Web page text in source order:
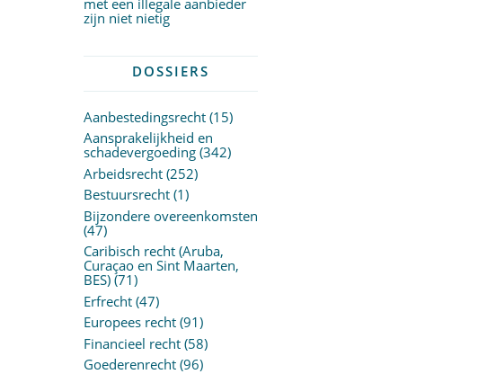
zijn niet nietig
DOSSIERS
Aanbestedingsrecht(15)
Aansprakelijkheid en
schadevergoeding(342)
Arbeidsrecht(252)
Bestuursrecht(1)
Bijzondere overeenkomsten
(47)
Caribisch recht (Aruba,
Curaçao en Sint Maarten,
BES)(71)
Erfrecht(47)
Europees recht(91)
Financieel recht(58)
Goederenrecht(96)